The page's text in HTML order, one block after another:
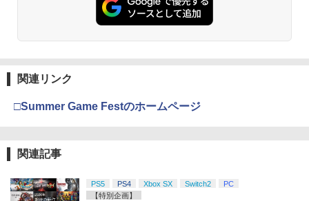
関連リンク
□Summer Game Festのホームページ
関連記事
PS5 PS4 Xbox SX Switch2
PC
【特別企画】